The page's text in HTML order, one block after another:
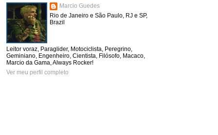
Marcio Guedes
Rio de Janeiro e São Paulo, RJ e SP,
Brazil
Leitor voraz, Paraglider, Motociclista, Peregrino,
Geminiano, Engenheiro, Cientista, Filósofo, Macaco,
Marcio da Gama, Always Rocker!
Ver meu perfil completo